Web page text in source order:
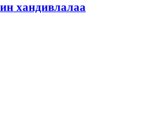
хандивлалаа